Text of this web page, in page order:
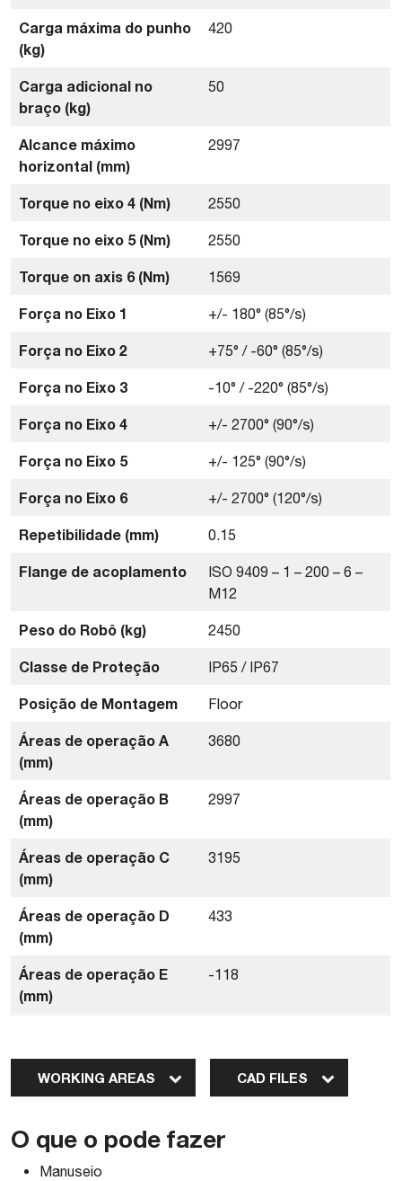
Carga máxima do punho
(kg)
420
Carga adicional no
braço (kg)
50
Alcance máximo
horizontal (mm)
2997
Torque no eixo 4 (Nm) 2550
Torque no eixo 5 (Nm) 2550
Torque on axis 6 (Nm) 1569
Força no Eixo 1 +/- 180° (85°/s)
Força no Eixo 2 +75° / -60° (85°/s)
Força no Eixo 3 -10° / -220° (85°/s)
Força no Eixo 4 +/- 2700° (90°/s)
Força no Eixo 5 +/- 125° (90°/s)
Força no Eixo 6 +/- 2700° (120°/s)
Repetibilidade (mm) 0.15
Flange de acoplamento
ISO 9409 – 1 – 200 – 6 –
M12
Peso do Robô (kg) 2450
Classe de Proteção IP65 / IP67
Posição de Montagem Floor
Áreas de operação A
(mm)
3680
Áreas de operação B
(mm)
2997
Áreas de operação C
(mm)
3195
Áreas de operação D
(mm)
433
Áreas de operação E
(mm)
-118
WORKING AREAS CAD FILES
O que o pode fazer
Manuseio